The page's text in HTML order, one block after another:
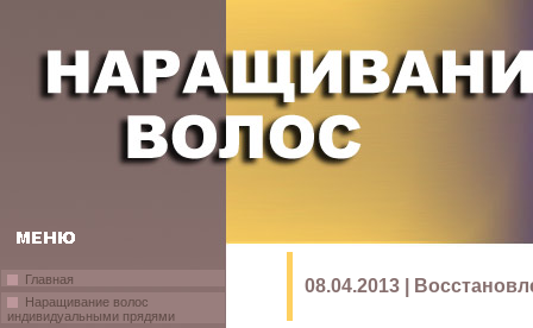
Главная
Наращивание волос
индивидуальными прядями
08.04.2013 |